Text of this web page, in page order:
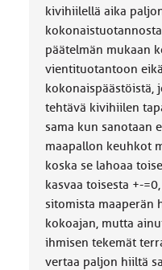
kivihiilellä aika
päätelmän mukaan
vientituotantoon
kokonaispäästöistä,
tehtävä kivihiilen
sama kun sanotaan
maapallon keuhkot
koska se lahoaa
kasvaa toisesta +-
sitomista maaperän
kokoajan, mutta
ihmisen tekemät
vertaa paljon hiiltä